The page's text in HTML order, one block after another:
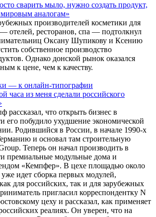
сварить мыло, нужно создать продукт,
аналогам»
производителей косметики для
отелей, ресторанов, спа — подтолкнул
Оксану Шупикову и Ксению
собственное производство
Однако донской рынок оказался
к цене, чем к качеству.
часа из меня сделали российского
рассказал, что открыть бизнес в
его побудило ухудшение экономической
Родившийся в России, в начале 1990-х
и основал там строительную
Теперь он начал производить в
премиальные модульные дома и
«Кемпфер». В цехе площадью около
идет сборка первых модулей,
для российских, так и для зарубежных
пригласил корреспондентку N
цеху и рассказал, как применяет
реалиях. Он уверен, что на